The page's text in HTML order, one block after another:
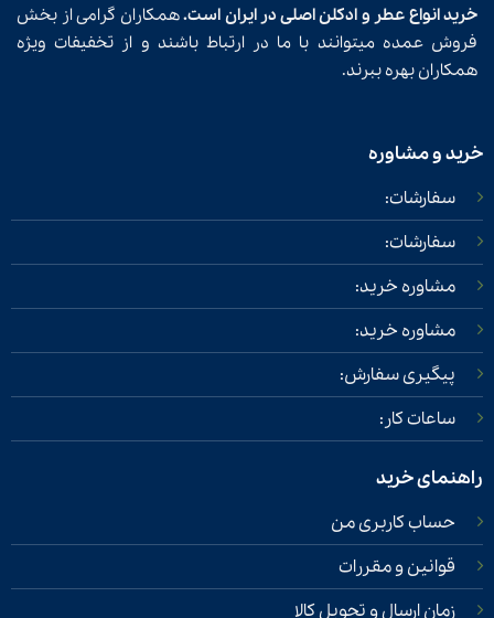
خرید انواع عطر و ادکلن اصلی در ایران است.همکاران گرامی از بخش
فروش عمده میتوانند با ما در ارتباط باشند و از تخفیفات ویژه
همکاران بهره ببرند.
خرید و مشاوره
سفارشات:
سفارشات:
مشاوره خرید:
مشاوره خرید:
پیگیری سفارش:
ساعات کار:
راهنمای خرید
حساب کاربری من
قوانین و مقررات
زمان ارسال و تحویل کالا